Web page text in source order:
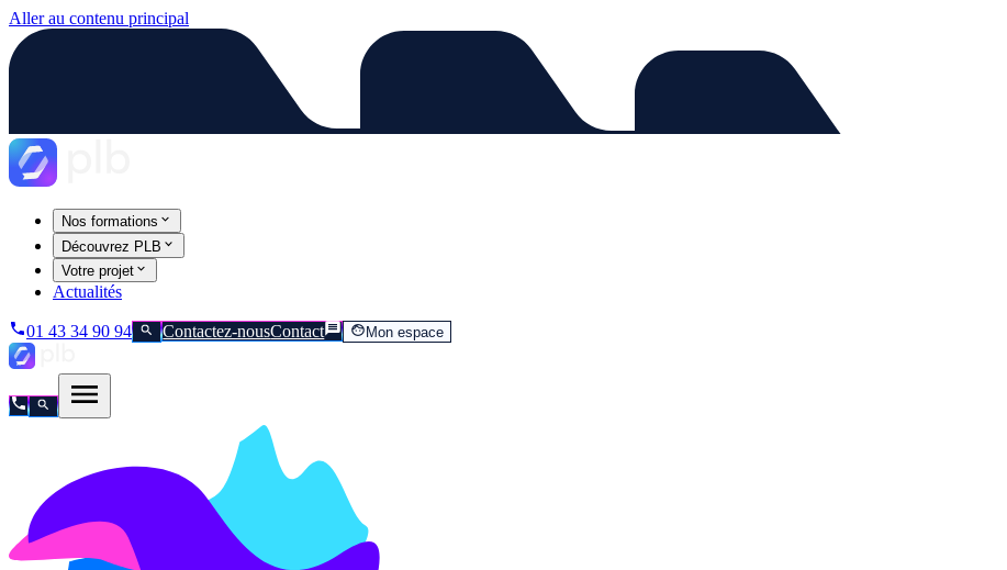
Aller au contenu principal
Nos formations
Découvrez PLB
Votre projet
Actualités
01 43 34 90 94 Contactez-nousContact Mon espace